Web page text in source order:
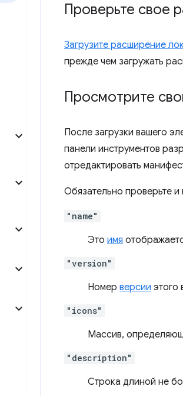
Проверьте свое
Загрузите расширение
прежде чем загружать
Просмотрите
После загрузки вашего
панели инструментов
отредактировать
Обязательно проверьте
"name"
Это имя
"version"
Номер версии этого
"icons"
Массив,
"description"
Строка длиной не